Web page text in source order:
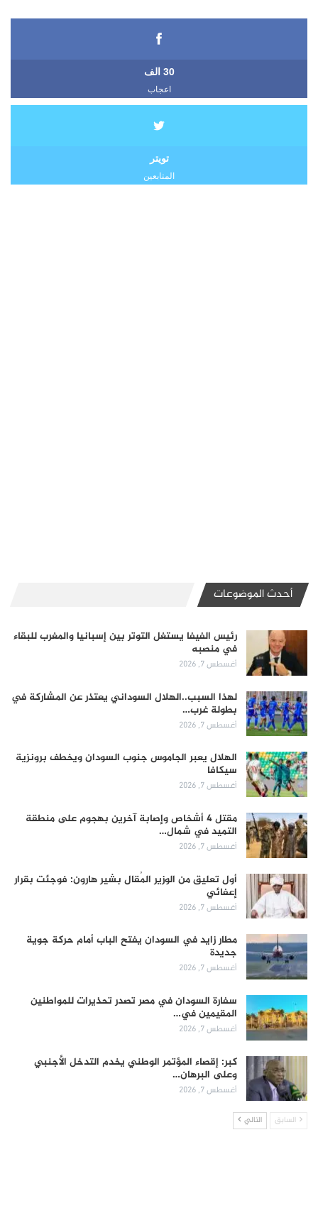
30 الف
اعجاب
تويتر
المتابعين
أحدث الموضوعات
رئيس الفيفا يستغل التوتر بين إسبانيا والمغرب للبقاء
في منصبه
أغسطس 7, 2026
لهذا السبب..الهلال السوداني يعتذر عن المشاركة في
بطولة غرب…
أغسطس 7, 2026
الهلال يعبر الجاموس جنوب السودان ويخطف برونزية
سيكافا
أغسطس 7, 2026
مقتل 4 أشخاص وإصابة آخرين بهجوم على منطقة
التميد في شمال…
أغسطس 7, 2026
أول تعليق من الوزير المُقال بشير هارون: فوجئت بقرار
إعفائي
أغسطس 7, 2026
مطار زايد في السودان يفتح الباب أمام حركة جوية
جديدة
أغسطس 7, 2026
سفارة السودان في مصر تصدر تحذيرات للمواطنين
المقيمين في…
أغسطس 7, 2026
كبر: إقصاء المؤتمر الوطني يخدم التدخل الأجنبي
وعلى البرهان…
أغسطس 7, 2026
السابق التالي